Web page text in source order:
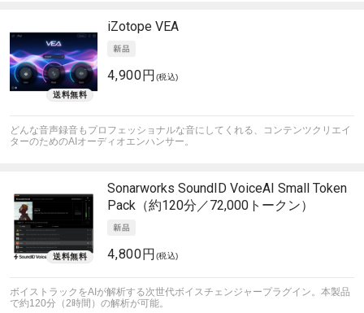
iZotope VEA
4,900円 (税込)
どんな音声録音もプロフェッショナルな音にしてくれる、コンテンツクリエイ
ターのためのAIオーディオエンハンサー。
Sonarworks SoundID VoiceAI Small Token
Pack（約120分／72,000トークン）
4,800円 (税込)
ボイストラックをAIが解析する次世代ボイスチェンジャープラグイン。本製品
で約120分（2時間）の解析が可能。